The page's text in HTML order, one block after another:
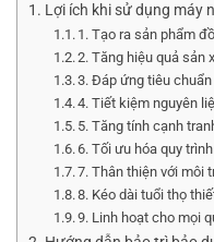
Lợi ích khi sử dụng máy
1. Tạo ra sản phẩm
2. Tăng hiệu quả sản
3. Đáp ứng tiêu
4. Tiết kiệm nguyên
5. Tăng tính cạnh
6. Tối ưu hóa quy
7. Thân thiện với môi
8. Kéo dài tuổi thọ
9. Linh hoạt cho mọi